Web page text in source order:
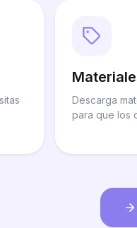
Descarga
para que los